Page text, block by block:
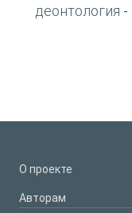
деонтология -
О проекте
Авторам